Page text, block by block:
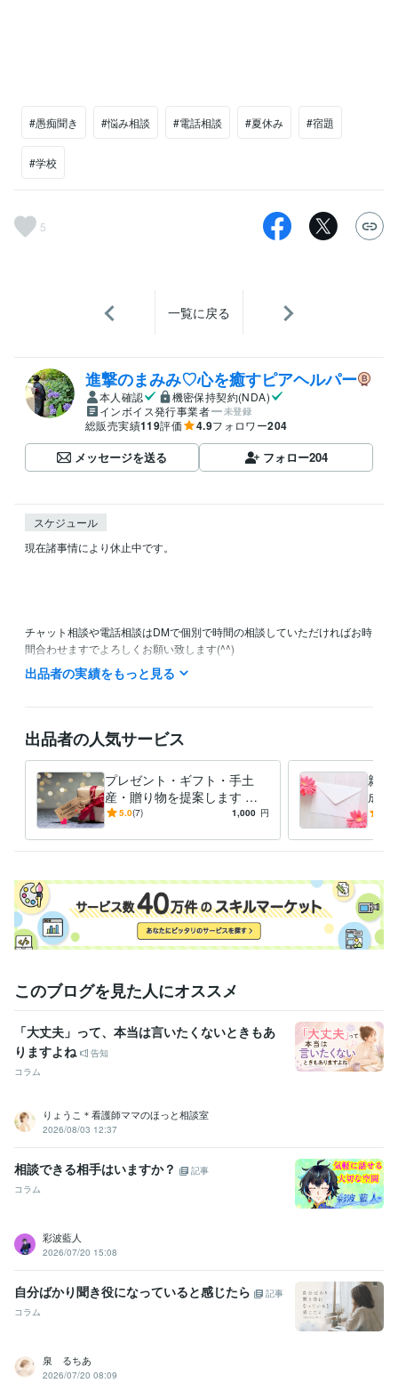
#愚痴聞き #悩み相談 #電話相談 #夏休み #宿題
#学校
5
一覧に戻る
進撃のまみみ♡心を癒すピアヘルパー
本人確認
機密保持契約(NDA)
インボイス発行事業者
未登録
総販売実績119評価 4.9フォロワー204
メッセージを送る フォロー204
スケジュール
現在諸事情により休止中です。
チャット相談や電話相談はDMで個別で時間の相談していただければお時
間合わせますでよろしくお願い致します(^^)
主に平日の10:00〜15:00にお電話の待機しております。
ご予約・お問い合わせ24時間受付中です♪
【今すぐ相談可能】と表示されている時は
購入後すぐにお電話、チャットできます。
離席中でも対応可能な場合もございます。
まずはお気軽にお問い合わせくださいませ♪
ココナラ初出品 ココナラ販売実績100件突破
資格・検定
ことわざ検定5級 取得年 : 2019年
秘書技能検定準1級 取得年 : 2008年
得意分野
悩み相談・カウンセリング 愚痴聞き/お悩み相談/話し相手
人生相談
ライティング・翻訳 手紙の作成・添削・校正
結婚式 家庭 手紙
出品者の実績をもっと見る
出品者の人気サービス
プレゼント・ギフト・手土
産・贈り物を提案します セ
ンスの良いプレゼント選び、
5.0(7) 1,000 円
親か
成・
の心
しょ
このブログを見た人にオススメ
「大丈夫」って、本当は言いたくないときもあ
りますよね
告知
コラム
りょうこ＊看護師ママのほっと相談室
2026/08/03 12:37
相談できる相手はいますか？
記事
コラム
彩波藍人
2026/07/20 15:08
自分ばかり聞き役になっていると感じたら
記事
コラム
泉 るちあ
2026/07/20 08:09